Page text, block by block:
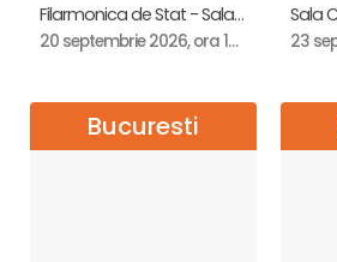
Filarmonica de Stat - Sala Thalia, Sibiu
20 septembrie 2026, ora 19:00
Bucuresti